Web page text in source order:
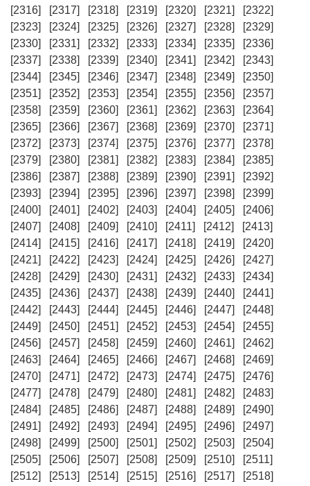
[2316]
[2317] [2318] [2319] [2320] [2321]
[2322]
[2323]
[2324] [2325] [2326] [2327] [2328]
[2329]
[2330]
[2331] [2332] [2333] [2334] [2335]
[2336]
[2337]
[2338] [2339] [2340] [2341] [2342]
[2343]
[2344]
[2345] [2346] [2347] [2348] [2349]
[2350]
[2351]
[2352] [2353] [2354] [2355] [2356]
[2357]
[2358]
[2359] [2360] [2361] [2362] [2363]
[2364]
[2365]
[2366] [2367] [2368] [2369] [2370]
[2371]
[2372]
[2373] [2374] [2375] [2376] [2377]
[2378]
[2379]
[2380] [2381] [2382] [2383] [2384]
[2385]
[2386]
[2387] [2388] [2389] [2390] [2391]
[2392]
[2393]
[2394] [2395] [2396] [2397] [2398]
[2399]
[2400]
[2401] [2402] [2403] [2404] [2405]
[2406]
[2407]
[2408] [2409] [2410] [2411] [2412]
[2413]
[2414]
[2415] [2416] [2417] [2418] [2419]
[2420]
[2421]
[2422] [2423] [2424] [2425] [2426]
[2427]
[2428]
[2429] [2430] [2431] [2432] [2433]
[2434]
[2435]
[2436] [2437] [2438] [2439] [2440]
[2441]
[2442]
[2443] [2444] [2445] [2446] [2447]
[2448]
[2449]
[2450] [2451] [2452] [2453] [2454]
[2455]
[2456]
[2457] [2458] [2459] [2460] [2461]
[2462]
[2463]
[2464] [2465] [2466] [2467] [2468]
[2469]
[2470]
[2471] [2472] [2473] [2474] [2475]
[2476]
[2477]
[2478] [2479] [2480] [2481] [2482]
[2483]
[2484]
[2485] [2486] [2487] [2488] [2489]
[2490]
[2491]
[2492] [2493] [2494] [2495] [2496]
[2497]
[2498]
[2499] [2500] [2501] [2502] [2503]
[2504]
[2505]
[2506] [2507] [2508] [2509] [2510]
[2511]
[2512]
[2513] [2514] [2515] [2516] [2517]
[2518]